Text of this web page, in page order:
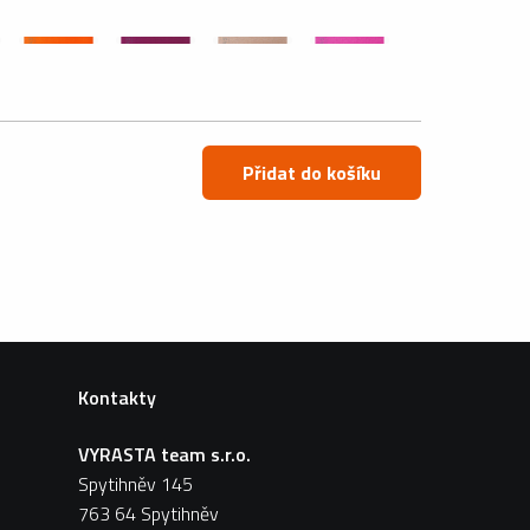
Přidat do košíku
Kontakty
VYRASTA team s.r.o.
Spytihněv 145
763 64 Spytihněv